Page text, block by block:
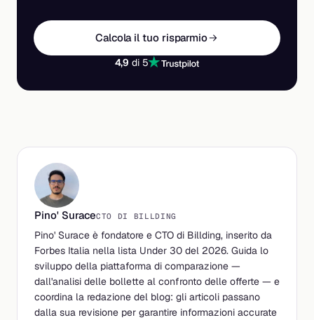
Calcola il tuo risparmio
4,9 di 5
Pino' SuraceCTO DI BILLDING
Pino' Surace è fondatore e CTO di Billding, inserito da
Forbes Italia nella lista Under 30 del 2026. Guida lo
sviluppo della piattaforma di comparazione —
dall'analisi delle bollette al confronto delle offerte — e
coordina la redazione del blog: gli articoli passano
dalla sua revisione per garantire informazioni accurate